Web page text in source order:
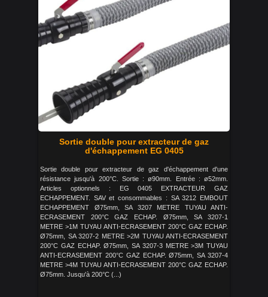
Sortie double pour extracteur de gaz
d'échappement EG 0405
Sortie double pour extracteur de gaz d'échappement d'une
résistance jusqu'à 200°C. Sortie : ø90mm. Entrée : ø52mm.
Articles optionnels : EG 0405 EXTRACTEUR GAZ
ECHAPPEMENT. SAV et consommables : SA 3212 EMBOUT
ECHAPPEMENT Ø75mm, SA 3207 METRE TUYAU ANTI-
ECRASEMENT 200°C GAZ ECHAP. Ø75mm, SA 3207-1
METRE >1M TUYAU ANTI-ECRASEMENT 200°C GAZ ECHAP.
Ø75mm, SA 3207-2 METRE >2M TUYAU ANTI-ECRASEMENT
200°C GAZ ECHAP. Ø75mm, SA 3207-3 METRE >3M TUYAU
ANTI-ECRASEMENT 200°C GAZ ECHAP. Ø75mm, SA 3207-4
METRE >4M TUYAU ANTI-ECRASEMENT 200°C GAZ ECHAP.
Ø75mm. Jusqu'à 200°C (...)